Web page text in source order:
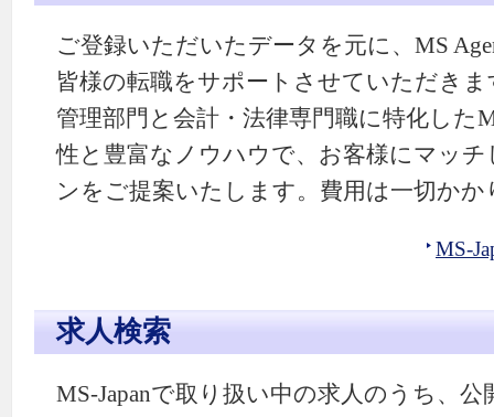
ご登録いただいたデータを元に、MS
皆様の転職をサポートさせていただきま
管理部門と会計・法律専門職に特化した
性と豊富なノウハウで、お客様にマッ
ンをご提案いたします。費用は一切かか
MS-
求人検索
MS-Japanで取り扱い中の求人のうち、